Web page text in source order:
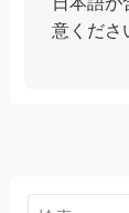
意くださ